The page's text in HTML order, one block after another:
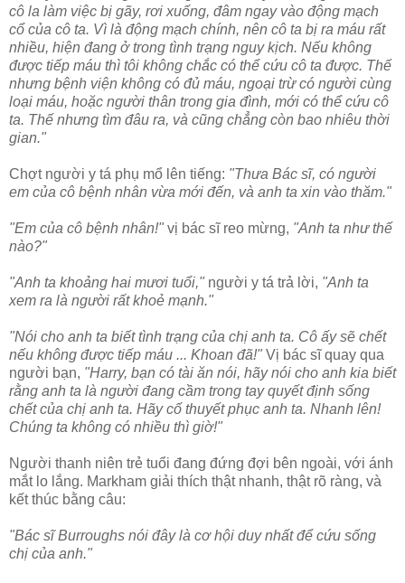
cô la làm việc bị gãy, rơi xuống, đâm ngay vào động mạch
cổ của cô ta. Vì là động mạch chính, nên cô ta bị ra máu rất
nhiều, hiện đang ở trong tình trạng nguy kịch. Nếu không
được tiếp máu thì tôi không chắc có thể cứu cô ta được. Thế
nhưng bệnh viện không có đủ máu, ngoại trừ có người cùng
loại máu, hoặc người thân trong gia đình, mới có thể cứu cô
ta. Thế nhưng tìm đâu ra, và cũng chẳng còn bao nhiêu thời
gian."
Chợt người y tá phụ mổ lên tiếng: "Thưa Bác sĩ, có người
em của cô bệnh nhân vừa mới đến, và anh ta xin vào thăm."
"Em của cô bệnh nhân!" vị bác sĩ reo mừng, "Anh ta như thế
nào?"
"Anh ta khoảng hai mươi tuổi," người y tá trả lời, "Anh ta
xem ra là người rất khoẻ mạnh."
"Nói cho anh ta biết tình trạng của chị anh ta. Cô ấy sẽ chết
nếu không được tiếp máu ... Khoan đã!" Vị bác sĩ quay qua
người bạn, "Harry, bạn có tài ăn nói, hãy nói cho anh kia biết
rằng anh ta là người đang cầm trong tay quyết định sống
chết của chị anh ta. Hãy cố thuyết phục anh ta. Nhanh lên!
Chúng ta không có nhiều thì giờ!"
Người thanh niên trẻ tuổi đang đứng đợi bên ngoài, với ánh
mắt lo lắng. Markham giải thích thật nhanh, thật rõ ràng, và
kết thúc bằng câu:
"Bác sĩ Burroughs nói đây là cơ hội duy nhất để cứu sống
chị của anh."